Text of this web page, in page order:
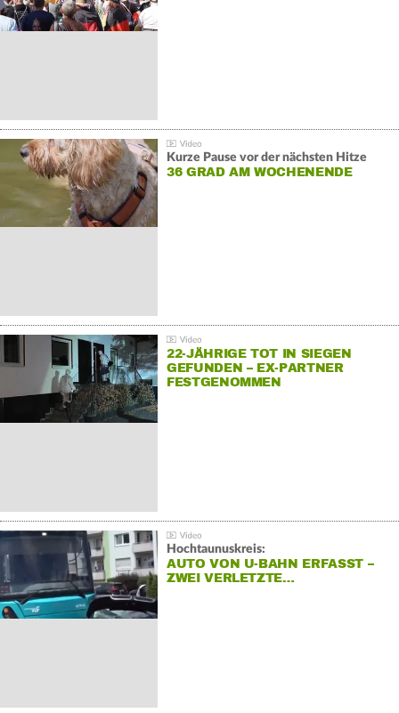
Kurze Pause vor der nächsten Hitze
36 GRAD AM WOCHENENDE
22-JÄHRIGE TOT IN SIEGEN
GEFUNDEN – EX-PARTNER
FESTGENOMMEN
Hochtaunuskreis:
AUTO VON U-BAHN ERFASST –
ZWEI VERLETZTE…